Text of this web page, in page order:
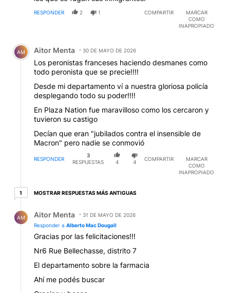
RESPONDER 2 1 COMPARTIR
MARCAR
COMO
INAPROPIADO
Comentario de Aitor Menta.
AM Aitor Menta 30 DE MAYO DE 2026
Los peronistas franceses haciendo desmanes como
todo peronista que se precie!!!!
Desde mi departamento ví a nuestra gloriosa policía
desplegando todo su poder!!!!
En Plaza Nation fue maravilloso como los cercaron y
tuvieron su castigo
Decían que eran "jubilados contra el insensible de
Macron" pero nadie se conmovió
RESPONDER
3
RESPUESTAS
4 4
COMPARTIR
MARCAR
COMO
INAPROPIADO
11 respuesta más antiguas
MOSTRAR RESPUESTAS MÁS ANTIGUAS
AM Aitor Menta
31 DE MAYO DE 2026
Responder a Alberto Mac Dougall
Gracias por las felicitaciones!!!
Nr6 Rue Bellechasse, distrito 7
El departamento sobre la farmacia
Ahí me podés buscar